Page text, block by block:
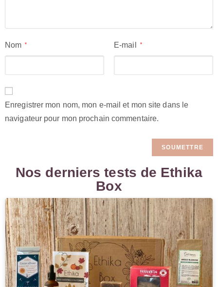
Nom * E-mail *
Enregistrer mon nom, mon e-mail et mon site dans le
navigateur pour mon prochain commentaire.
Nos derniers tests de Ethika
Box